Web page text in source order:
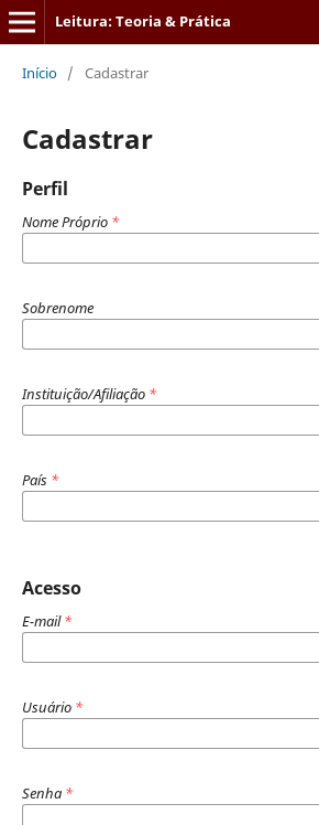
Leitura: Teoria & Prática
Início / Cadastrar
Cadastrar
Perfil
Nome Próprio *
Sobrenome
Instituição/Afiliação *
País *
Acesso
E-mail*
Usuário *
Senha *